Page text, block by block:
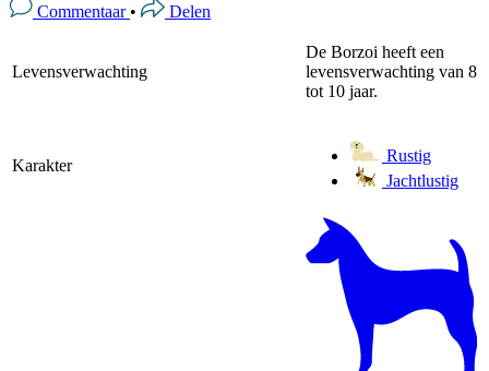
Commentaar • Delen
Levensverwachting
De Borzoi heeft een
levensverwachting van 8
tot 10 jaar.
Karakter
Rustig
Jachtlustig